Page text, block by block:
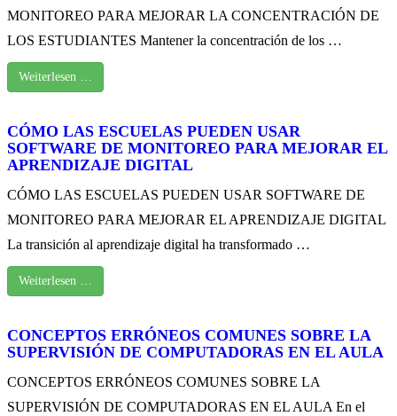
MONITOREO PARA MEJORAR LA CONCENTRACIÓN DE
LOS ESTUDIANTES Mantener la concentración de los …
Weiterlesen …
CÓMO LAS ESCUELAS PUEDEN USAR
SOFTWARE DE MONITOREO PARA MEJORAR EL
APRENDIZAJE DIGITAL
CÓMO LAS ESCUELAS PUEDEN USAR SOFTWARE DE
MONITOREO PARA MEJORAR EL APRENDIZAJE DIGITAL
La transición al aprendizaje digital ha transformado …
Weiterlesen …
CONCEPTOS ERRÓNEOS COMUNES SOBRE LA
SUPERVISIÓN DE COMPUTADORAS EN EL AULA
CONCEPTOS ERRÓNEOS COMUNES SOBRE LA
SUPERVISIÓN DE COMPUTADORAS EN EL AULA En el